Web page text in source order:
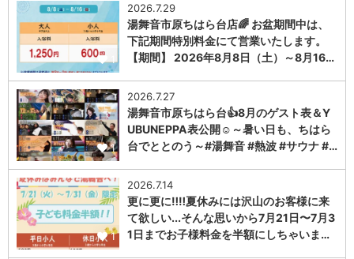
1
2026.7.29
湯舞音市原ちはら台店🌈 お盆期間中は、
下記期間特別料金にて営業いたします。
【期間】 2026年8月8日（土）～8月16…
1
2026.7.27
湯舞音市原ちはら台👍8月のゲスト表＆Y
UBUNEPPA表公開☺～暑い日も、ちはら
台でととのう～#湯舞音 #熱波 #サウナ #…
1
2026.7.14
更に更に‼️‼️夏休みには沢山のお客様に来
て欲しい...そんな思いから7月21日〜7月3
1日までお子様料金を半額にしちゃいま…